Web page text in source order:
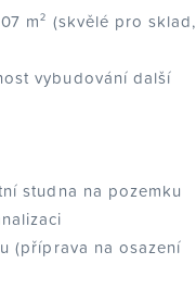
m² (skvělé pro sklad,
vybudování další
studna na pozemku
(příprava na osazení